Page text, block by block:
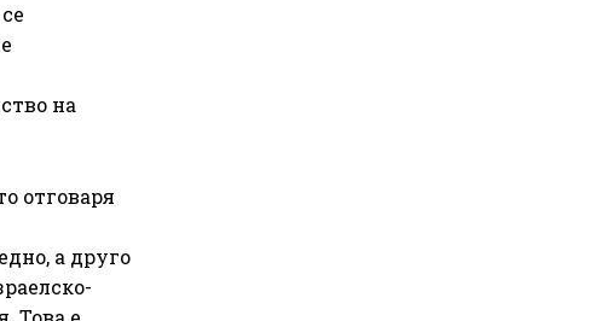
на
отговаря
а друго